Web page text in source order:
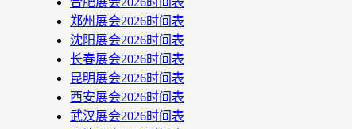
郑州展会2026时间表
沈阳展会2026时间表
长春展会2026时间表
昆明展会2026时间表
西安展会2026时间表
武汉展会2026时间表